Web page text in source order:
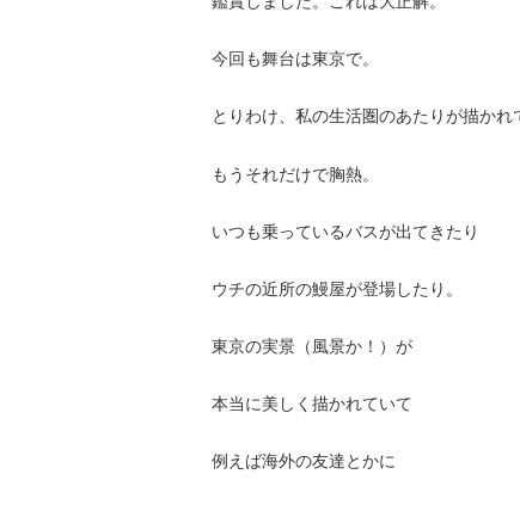
今回も舞台は東京で。
とりわけ、私の生活圏のあたりが描かれ
もうそれだけで胸熱。
いつも乗っているバスが出てきたり
ウチの近所の鰻屋が登場したり。
東京の実景（風景か！）が
本当に美しく描かれていて
例えば海外の友達とかに